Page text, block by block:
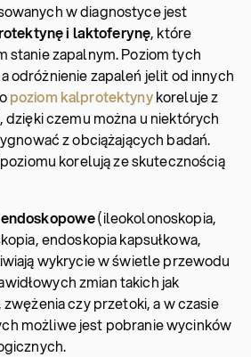
w diagnostyce jest
i laktoferynę, które
stanie zapalnym. Poziom tych
odróżnienie zapaleń jelit od innych
poziom kalprotektynykoreluje z
czemu można u niektórych
z obciążających badań.
korelują ze skutecznością
(ileokolonoskopia,
endoskopia kapsułkowa,
wykrycie w świetle przewodu
zmian takich jak
czy przetoki, a w czasie
możliwe jest pobranie wycinków